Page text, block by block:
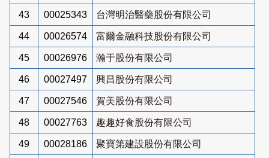
43 00025343 台灣明治醫藥股份有限公司
44 00026574 富爾金融科技股份有限公司
45 00026976 瀚于股份有限公司
46 00027497 興昌股份有限公司
47 00027546 賀美股份有限公司
48 00027763 趣趣好食股份有限公司
49 00028186 聚寶第建設股份有限公司